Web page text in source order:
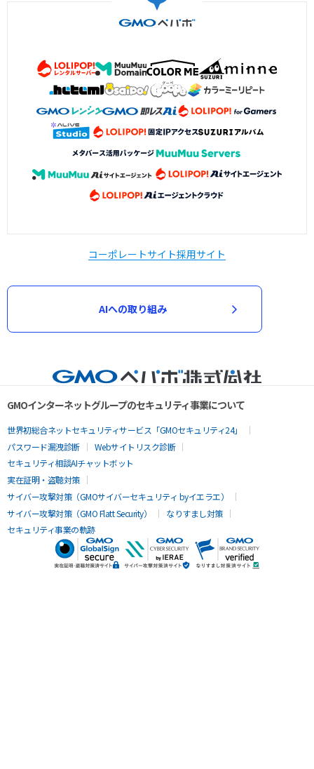
コーポレートサイト採用サイト
AIへの取り組み
GMOインターネットグループのセキュリティ事業について
世界初総合ネットセキュリティサービス「GMOセキュリティ24」
パスワード漏洩診断
Webサイトリスク診断
セキュリティ相談AIチャットボット
実在証明・盗聴対策
サイバー攻撃対策（GMOサイバーセキュリティ byイエラエ）
サイバー攻撃対策（GMO Flatt Security）
なりすまし対策
セキュリティ事業の軌跡